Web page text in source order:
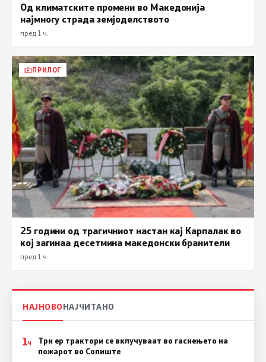
Од климатските промени во Македонија
најмногу страда земјоделството
пред 1 ч.
ПРИЛОГ
25 години од трагичниот настан кај Карпалак во
кој загинаа десетмина македонски бранители
пред 1 ч.
НАЈНОВОНАЈЧИТАНО
1Ч
Три ер трактори се вклучуваат во гаснењето на
пожарот во Сопиште